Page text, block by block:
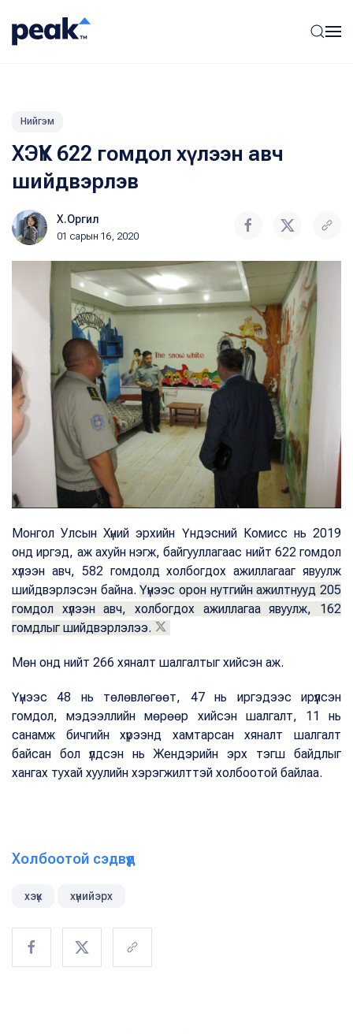
Нийгэм
ХЭҮК 622 гомдол хүлээн авч
шийдвэрлэв
Х.Оргил
01 сарын 16, 2020
Монгол Улсын Хүний эрхийн Үндэсний Комисс нь 2019
онд иргэд, аж ахуйн нэгж, байгууллагаас нийт 622 гомдол
хүлээн авч, 582 гомдолд холбогдох ажиллагааг явуулж
шийдвэрлэсэн байна.Үүнээс орон нутгийн ажилтнууд 205
гомдол хүлээн авч, холбогдох ажиллагаа явуулж, 162
гомдлыг шийдвэрлэлээ.
Мөн онд нийт 266 хяналт шалгалтыг хийсэн аж.
Үүнээс 48 нь төлөвлөгөөт, 47 нь иргэдээс ирүүлсэн
гомдол, мэдээллийн мөрөөр хийсэн шалгалт, 11 нь
санамж бичгийн хүрээнд хамтарсан хяналт шалгалт
байсан бол үлдсэн нь Жендэрийн эрх тэгш байдлыг
хангах тухай хуулийн хэрэгжилттэй холбоотой байлаа.
Холбоотой сэдвүүд
хэүк хүнийэрх